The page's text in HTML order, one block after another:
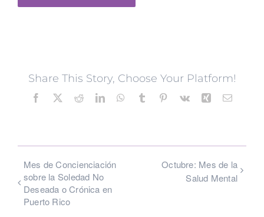
Share This Story, Choose Your Platform!
Facebook
X RedditLinkedInWhatsApp
Tumblr Pinterest
Vk Xing Email
Mes de Concienciación
sobre la Soledad No
Deseada o Crónica en
Puerto Rico
Octubre: Mes de la
Salud Mental